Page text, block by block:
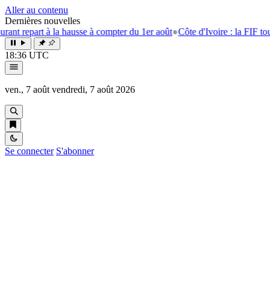
Aller au contenu
Dernières nouvelles
hausse à compter du 1er août●Côte d'Ivoire : la FIF tourne la page
18:36 UTC
ven., 7 août vendredi, 7 août 2026
Se connecter S'abonner